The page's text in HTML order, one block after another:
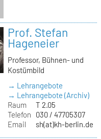
Prof. Stefan
Hageneier
Professor, Bühnen- und
Kostümbild
→ Lehrangebote
→ Lehrangebote (Archiv)
Raum
T 2.05
Telefon
030 / 47705307
Email
sh(at)kh-berlin.de